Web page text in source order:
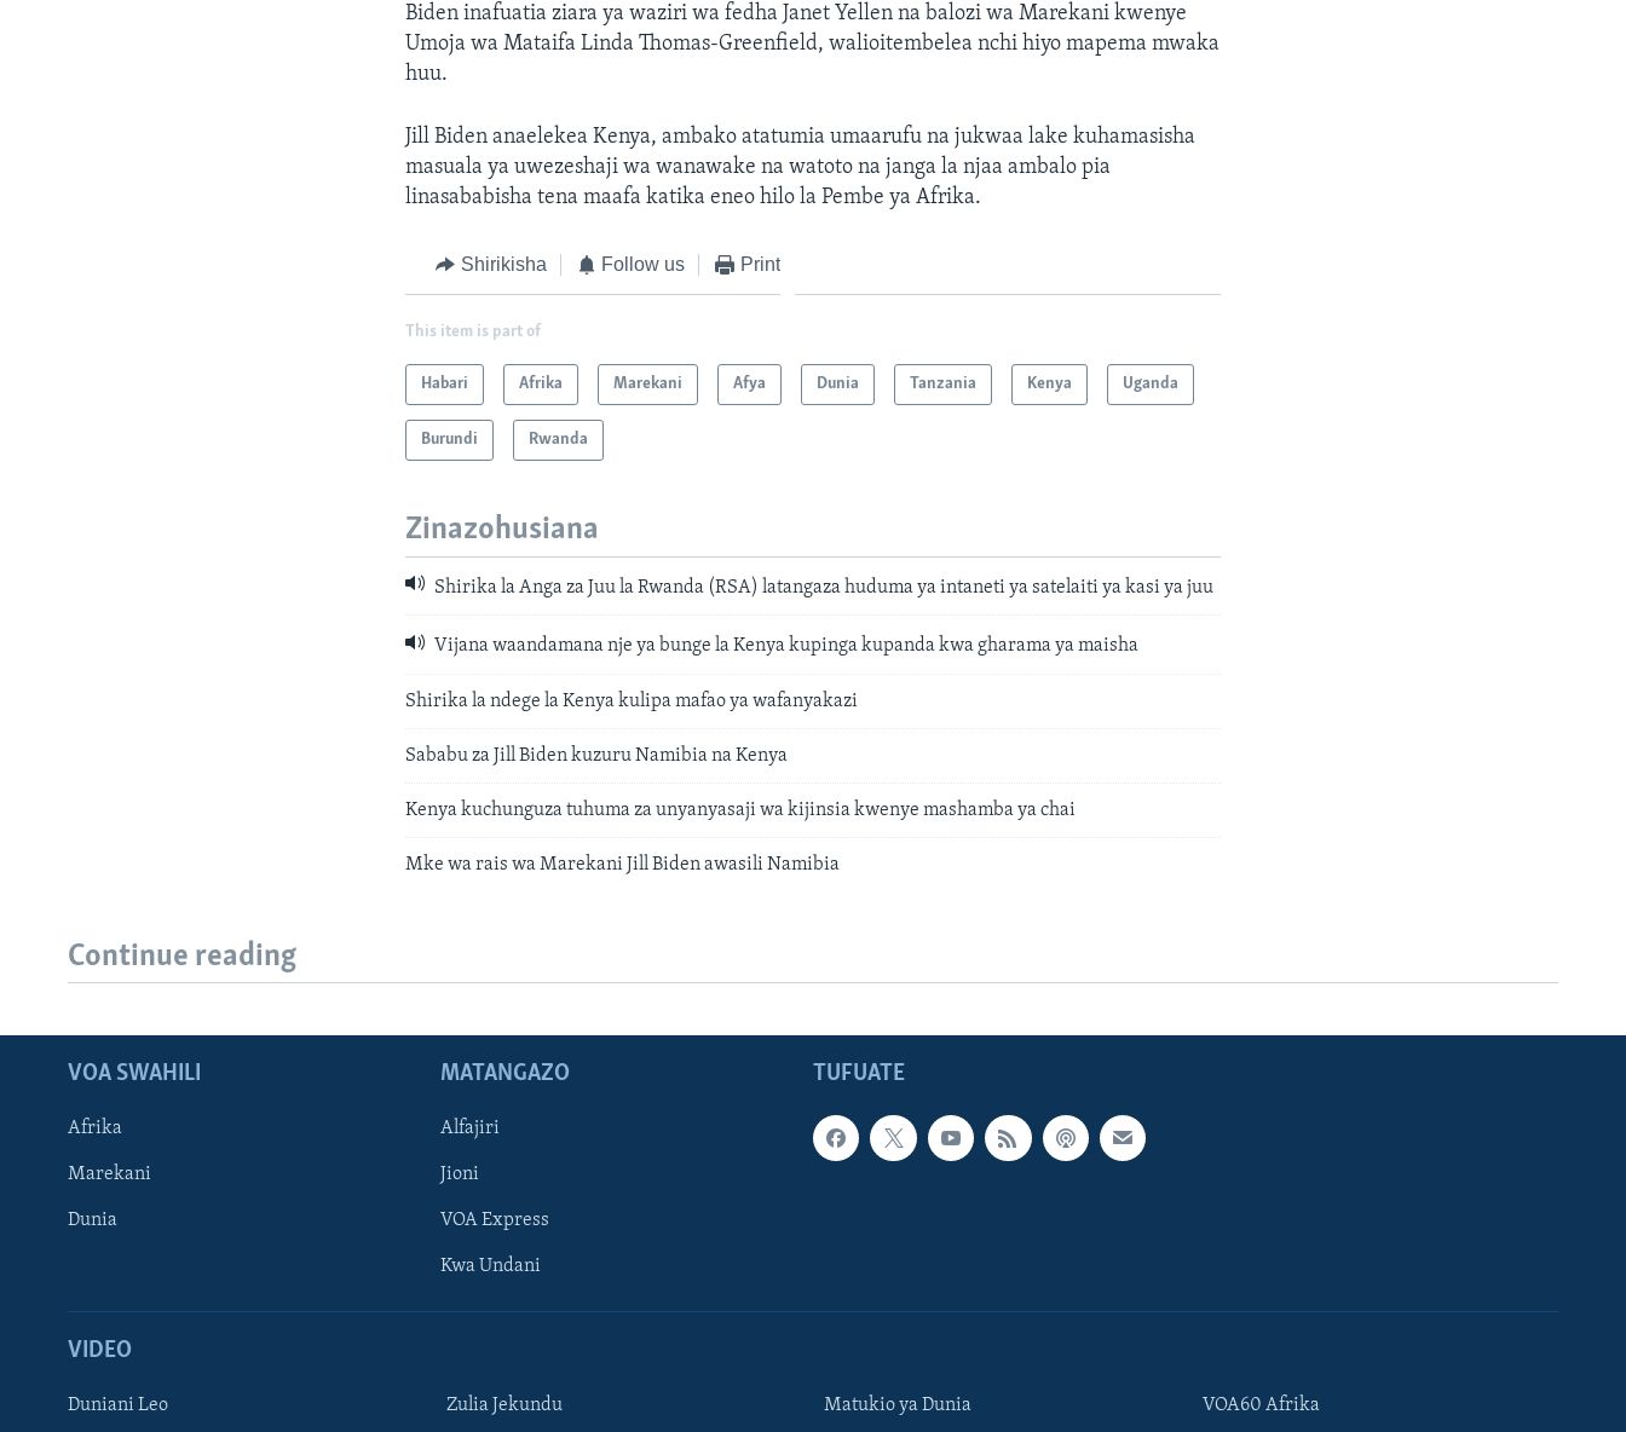
Biden inafuatia ziara ya waziri wa fedha Janet Yellen na balozi wa Marekani kwenye
Umoja wa Mataifa Linda Thomas-Greenfield, walioitembelea nchi hiyo mapema mwaka
huu.
Jill Biden anaelekea Kenya, ambako atatumia umaarufu na jukwaa lake kuhamasisha
masuala ya uwezeshaji wa wanawake na watoto na janga la njaa ambalo pia
linasababisha tena maafa katika eneo hilo la Pembe ya Afrika.
Shirikisha Follow us Print
This item is part of
Habari Afrika Marekani Afya Dunia Tanzania Kenya Uganda
Burundi Rwanda
Zinazohusiana
Shirika la Anga za Juu la Rwanda (RSA) latangaza huduma ya intaneti ya satelaiti ya kasi ya juu
Vijana waandamana nje ya bunge la Kenya kupinga kupanda kwa gharama ya maisha
Shirika la ndege la Kenya kulipa mafao ya wafanyakazi
Sababu za Jill Biden kuzuru Namibia na Kenya
Kenya kuchunguza tuhuma za unyanyasaji wa kijinsia kwenye mashamba ya chai
Mke wa rais wa Marekani Jill Biden awasili Namibia
Continue reading
TUFUATE
VOA SWAHILI
Afrika
Marekani
Dunia
MATANGAZO
Alfajiri
Jioni
VOA Express
Kwa Undani
VIDEO
Duniani Leo Zulia Jekundu Matukio ya Dunia VOA60 Afrika